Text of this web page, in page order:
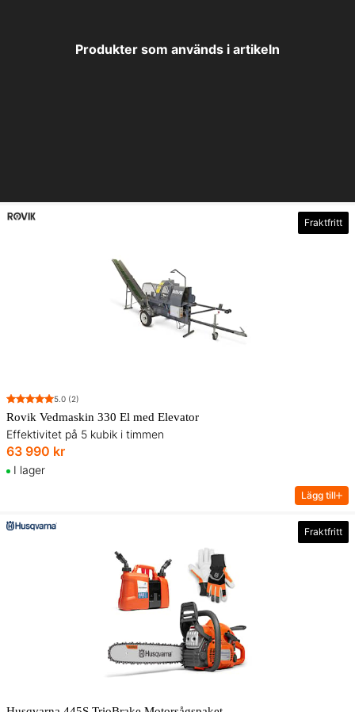
Produkter som används i artikeln
Fraktfritt
5.0 (2)
Rovik Vedmaskin 330 El med Elevator
Effektivitet på 5 kubik i timmen
63 990 kr
I lager
Lägg till
Fraktfritt